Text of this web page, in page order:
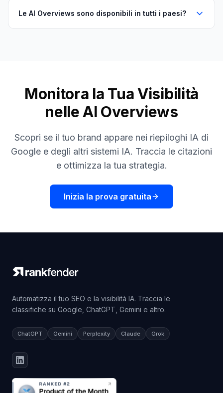
Le AI Overviews sono disponibili in tutti i paesi?
Monitora la Tua Visibilità
nelle AI Overviews
Scopri se il tuo brand appare nei riepiloghi IA di
Google e degli altri sistemi IA. Traccia le citazioni
e ottimizza la tua strategia.
Inizia la prova gratuita
Automatizza il tuo SEO e la visibilità IA. Traccia le
classifiche su Google, ChatGPT, Gemini e altro.
ChatGPT Gemini Perplexity Claude Grok